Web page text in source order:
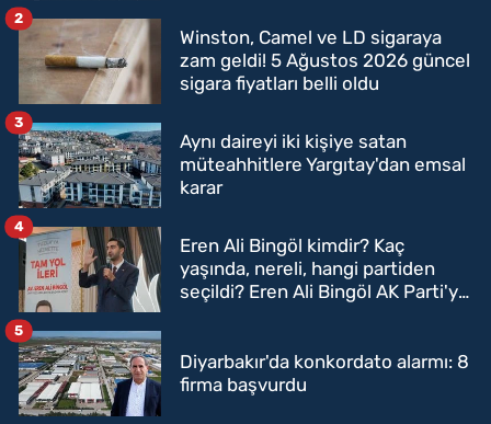
Winston, Camel ve LD sigaraya
zam geldi! 5 Ağustos 2026 güncel
sigara fiyatları belli oldu
2
Aynı daireyi iki kişiye satan
müteahhitlere Yargıtay'dan emsal
karar
3
Eren Ali Bingöl kimdir? Kaç
yaşında, nereli, hangi partiden
seçildi? Eren Ali Bingöl AK Parti'ye
4
Diyarbakır'da konkordato alarmı: 8
firma başvurdu
5